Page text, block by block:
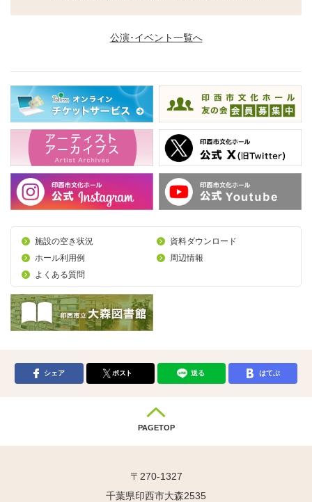
公演･イベント一覧へ
施設の空き状況
資料ダウンロード
ホール利用例
周辺情報
よくある質問
シェア ポスト 送る はてぶ
PAGETOP
〒270-1327
千葉県印西市大森2535